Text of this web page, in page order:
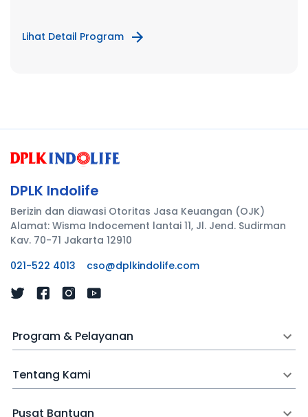
Lihat Detail Program
DPLK Indolife
Berizin dan diawasi Otoritas Jasa Keuangan (OJK)
Alamat: Wisma Indocement lantai 11, Jl. Jend. Sudirman
Kav. 70-71 Jakarta 12910
021-522 4013
cso@dplkindolife.com
Program & Pelayanan
Tentang Kami
Pusat Bantuan